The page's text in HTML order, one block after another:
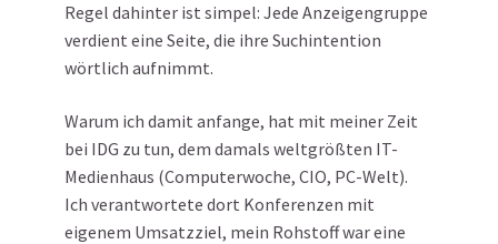
Regel dahinter ist simpel: Jede Anzeigengruppe
verdient eine Seite, die ihre Suchintention
wörtlich aufnimmt.
Warum ich damit anfange, hat mit meiner Zeit
bei IDG zu tun, dem damals weltgrößten IT-
Medienhaus (Computerwoche, CIO, PC-Welt).
Ich verantwortete dort Konferenzen mit
eigenem Umsatzziel, mein Rohstoff war eine